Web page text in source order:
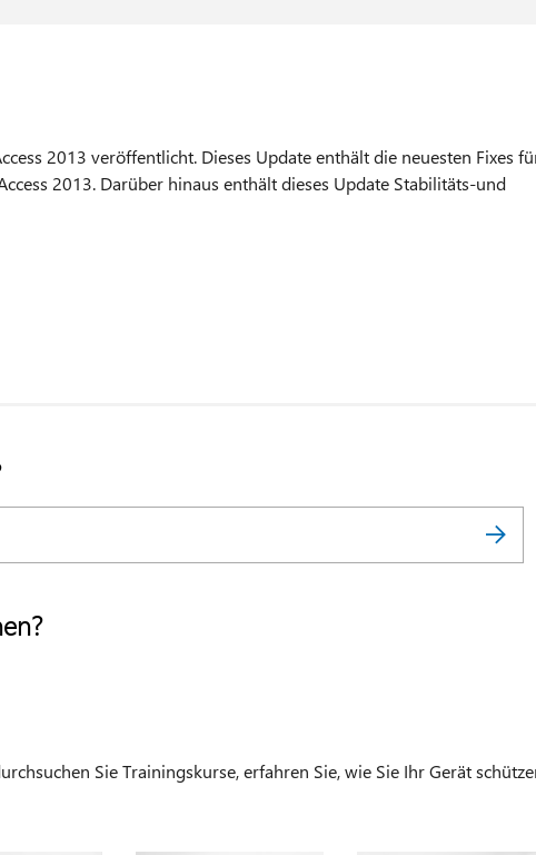
2013 veröffentlicht. Dieses Update enthält die neuesten Fixes
2013. Darüber hinaus enthält dieses Update Stabilitäts-und
Sie Trainingskurse, erfahren Sie, wie Sie Ihr Gerät